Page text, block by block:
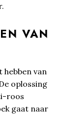
VAN
hebben van
oplossing
roos
gaat naar